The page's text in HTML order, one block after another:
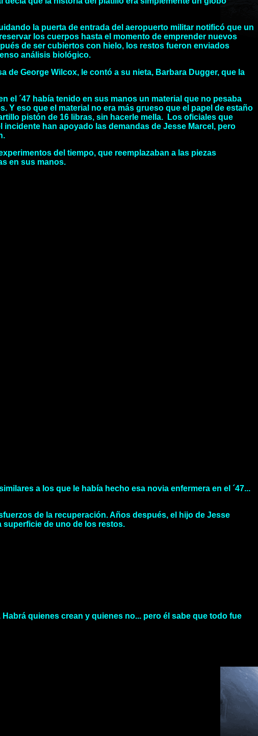
la puerta de entrada del aeropuerto militar notificó que un
los cuerpos hasta el momento de emprender nuevos
de ser cubiertos con hielo, los restos fueron enviados
análisis biológico.
de George Wilcox, le contó a su nieta, Barbara Dugger, que la
el ´47 había tenido en sus manos un material que no pesaba
eso que el material no era más grueso que el papel de estaño
pistón de 16 libras, sin hacerle mella. Los oficiales que
han apoyado las demandas de Jesse Marcel, pero
del tiempo, que reemplazaban a las piezas
en sus manos.
a los que le había hecho esa novia enfermera en el ´47...
de la recuperación. Años después, el hijo de Jesse
superficie de uno de los restos.
quienes crean y quienes no... pero él sabe que todo fue